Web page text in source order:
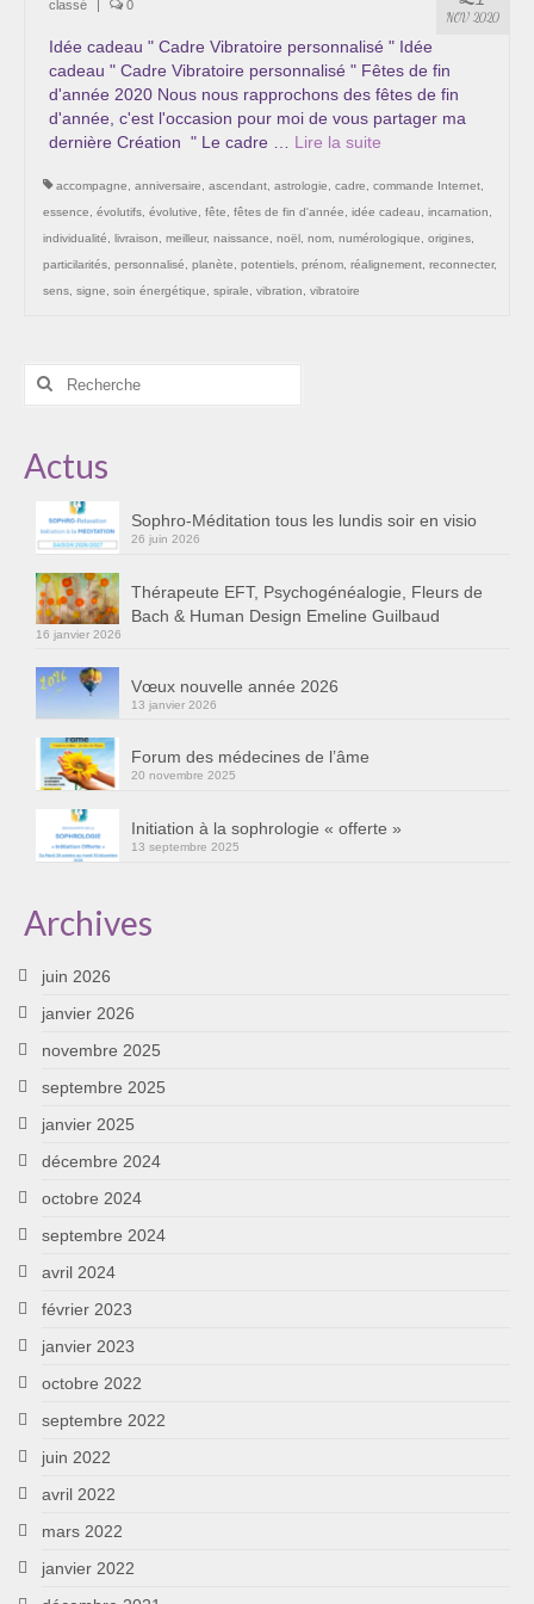
Nadine-Sarah Penna
Qui suis je ?
Mon cursus d’évolution vers une femme plus
Témoignages
Calendrier
Sophro-Méditation tous les lundis soir en visio
Cursus « Le chemin par la psyché »
Prendre contact
Bertrand Thomas, Psychopraticien
Cursus « Le chemin par la psyché »
Sophro-Méditation tous les lundis soir en visio
Initiation à la sophrologie « offerte »
Témoignages B
NOV 2020
classé
| 0
Idée cadeau " Cadre Vibratoire personnalisé " Idée
cadeau " Cadre Vibratoire personnalisé " Fêtes de fin
d'année 2020 Nous nous rapprochons des fêtes de fin
d'année, c'est l'occasion pour moi de vous partager ma
dernière Création " Le cadre … Lire la suite­­
accompagne anniversaire ascendant astrologie cadre commande Internet
essence
évolutifs évolutive fête fêtes de fin d'année idée cadeau incarnation
individualité
livraison meilleur, naissance noël nom numérologique origines
particilarités personnalisé planète potentiels prénom réalignement reconnecter,
sens signe soin énergétique spirale vibration vibratoire
Rechercher
Actus
Sophro-Méditation tous les lundis soir en visio
26 juin 2026
Thérapeute EFT, Psychogénéalogie, Fleurs de
Bach & Human Design Emeline Guilbaud
16 janvier 2026
Vœux nouvelle année 2026
13 janvier 2026
Forum des médecines de l’âme
20 novembre 2025
Initiation à la sophrologie « offerte »
13 septembre 2025
Archives
juin 2026
janvier 2026
novembre 2025
septembre 2025
janvier 2025
décembre 2024
octobre 2024
septembre 2024
avril 2024
février 2023
janvier 2023
octobre 2022
septembre 2022
juin 2022
avril 2022
mars 2022
janvier 2022